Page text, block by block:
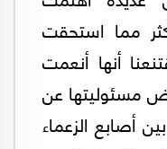
مما استحقت
أنها أنعمت
مسئوليتها عن
الزعماء